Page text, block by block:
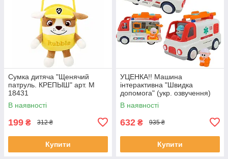
Сумка дитяча "Щенячий
патруль. КРЕПЫШ" арт. M
18431
В наявності
199 ₴ 312 ₴
Купити
УЦЕНКА!! Машина
інтерактивна "Швидка
допомога" (укр. озвучення)
арт. 46349
В наявності
632 ₴ 935 ₴
Купити